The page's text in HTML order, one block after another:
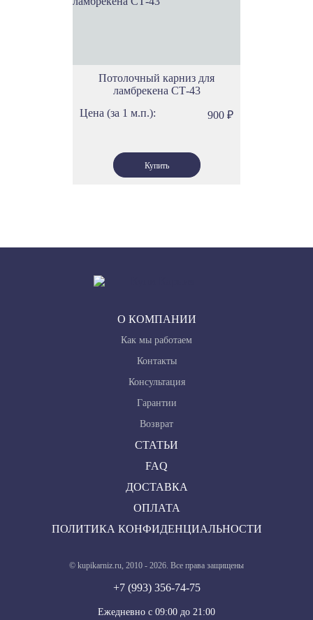
Потолочный карниз для
ламбрекена СТ-43
Цена (за 1 м.п.):
900 ₽
О КОМПАНИИ
Как мы работаем
Контакты
Консультация
Гарантии
Возврат
СТАТЬИ
FAQ
ДОСТАВКА
ОПЛАТА
ПОЛИТИКА КОНФИДЕНЦИАЛЬНОСТИ
© kupikarniz.ru, 2010 - 2026. Все права защищены
+7 (993) 356-74-75
Eжедневно с 09:00 до 21:00